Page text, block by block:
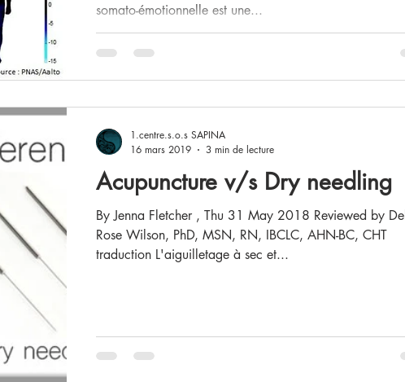
somato-émotionnelle est une...
Acupuncture v/s Dry needling
By Jenna Fletcher , Thu 31 May 2018 Reviewed by Debra
Rose Wilson, PhD, MSN, RN, IBCLC, AHN-BC, CHT
traduction L'aiguilletage à sec et...
1.centre.s.o.s SAPINA
16 mars 2019
3 min de lecture